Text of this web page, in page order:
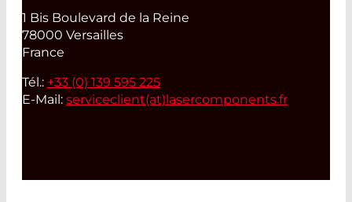
1 Bis Boulevard de la Reine
78000 Versailles
France
Tél.: +33 (0) 139 595 225
E-Mail: serviceclient(at) lasercomponents.fr